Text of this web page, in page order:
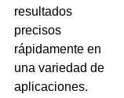
resultados
precisos
rápidamente en
una variedad de
aplicaciones.